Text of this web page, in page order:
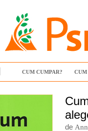
CUM CUMPAR? CUM
de